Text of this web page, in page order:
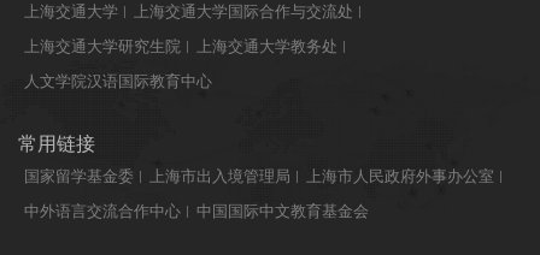
上海交通大学
上海交通大学国际合作与交流处
上海交通大学研究生院
上海交通大学教务处
人文学院汉语国际教育中心
常用链接
国家留学基金委 上海市出入境管理局
上海市人民政府外事办公室
中外语言交流合作中心
中国国际中文教育基金会